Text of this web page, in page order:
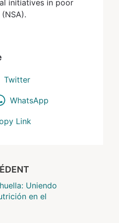
initiatives in poor
Twitter
WhatsApp
Link
Uniendo
en el